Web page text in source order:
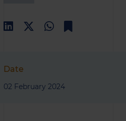
Date
02 February 2024